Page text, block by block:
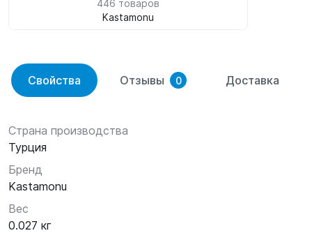
446 товаров
Kastamonu
Свойства Отзывы 0 Доставка
Страна производства
Турция
Бренд
Kastamonu
Вес
0.027 кг